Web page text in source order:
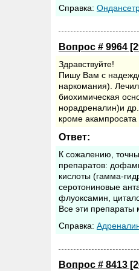
Cправка:
Вопрос # 9964
Здравствуйте!
Пишу Вам с
наркомания).
биохимическая
норадреналин)и
кроме
Ответ:
К сожалению,
препаратов:
кислоты (гамма-
серотониновые
флуоксамин,
Все эти препараты
Cправка:
Вопрос # 8413